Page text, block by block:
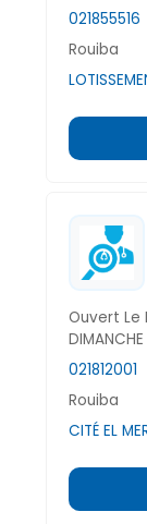
021855516
Rouiba
Ouvert Le
DIMANCHE
021812001
Rouiba
CITÉ EL